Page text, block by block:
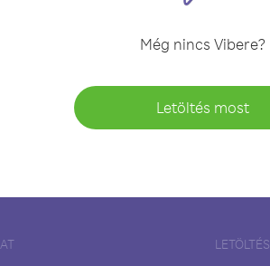
Még nincs Vibere?
Letöltés most
LETÖLTÉS